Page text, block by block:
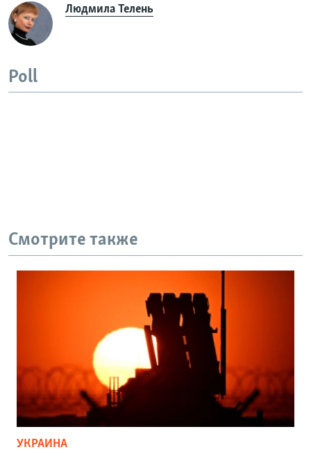
Людмила Телень
Poll
Смотрите также
УКРАИНА